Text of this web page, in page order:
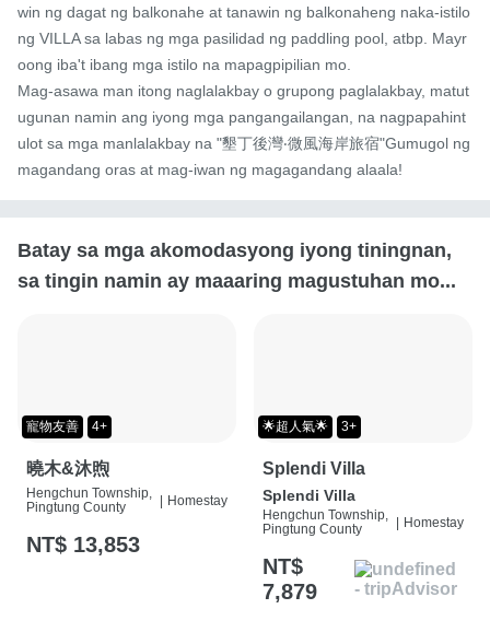
win ng dagat ng balkonahe at tanawin ng balkonaheng naka-istilo
ng VILLA sa labas ng mga pasilidad ng paddling pool, atbp. Mayr
oong iba't ibang mga istilo na mapagpipilian mo.
Mag-asawa man itong naglalakbay o grupong paglalakbay, matut
ugunan namin ang iyong mga pangangailangan, na nagpapahint
ulot sa mga manlalakbay na "墾丁後灣‧微風海岸旅宿"Gumugol ng
magandang oras at mag-iwan ng magagandang alaala!
Batay sa mga akomodasyong iyong tiningnan,
sa tingin namin ay maaaring magustuhan mo...
寵物友善 4+
曉木&沐煦
Hengchun Township,
Pingtung County
| Homestay
NT$ 13,853
🌟超人氣🌟 3+
Splendi Villa
Splendi Villa
Hengchun Township,
Pingtung County
| Homestay
NT$
7,879